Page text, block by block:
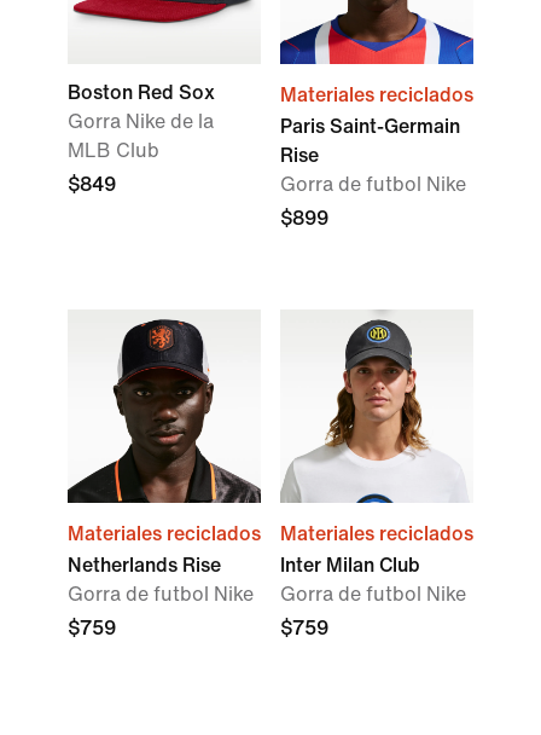
Boston Red Sox
Gorra Nike de la
MLB Club
$849
Materiales reciclados
Paris Saint-Germain
Rise
Gorra de futbol Nike
$899
Materiales reciclados
Netherlands Rise
Gorra de futbol Nike
$759
Materiales reciclados
Inter Milan Club
Gorra de futbol Nike
$759